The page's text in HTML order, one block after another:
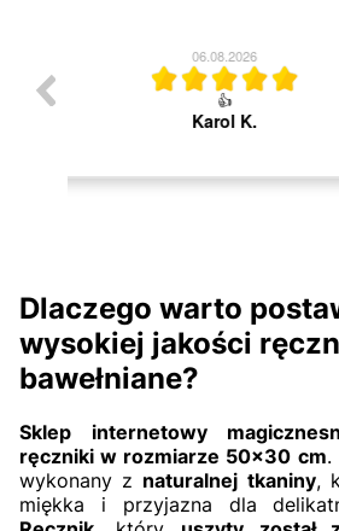
Jestem bardzo zadowolona z
zostało zrealizowane sprawnie,
szybko i była dobrze
wysokim poziomie. Zakupiona
oczekiwania – jest lekka, miękka i
Izabela K.
Dlaczego warto
wysokiej jakości
bawełniane?
Sklep internetowy
ręczniki w rozmiarze 50x30 cm.
wykonany z naturalnej tkaniny,
miękka i przyjazna dla